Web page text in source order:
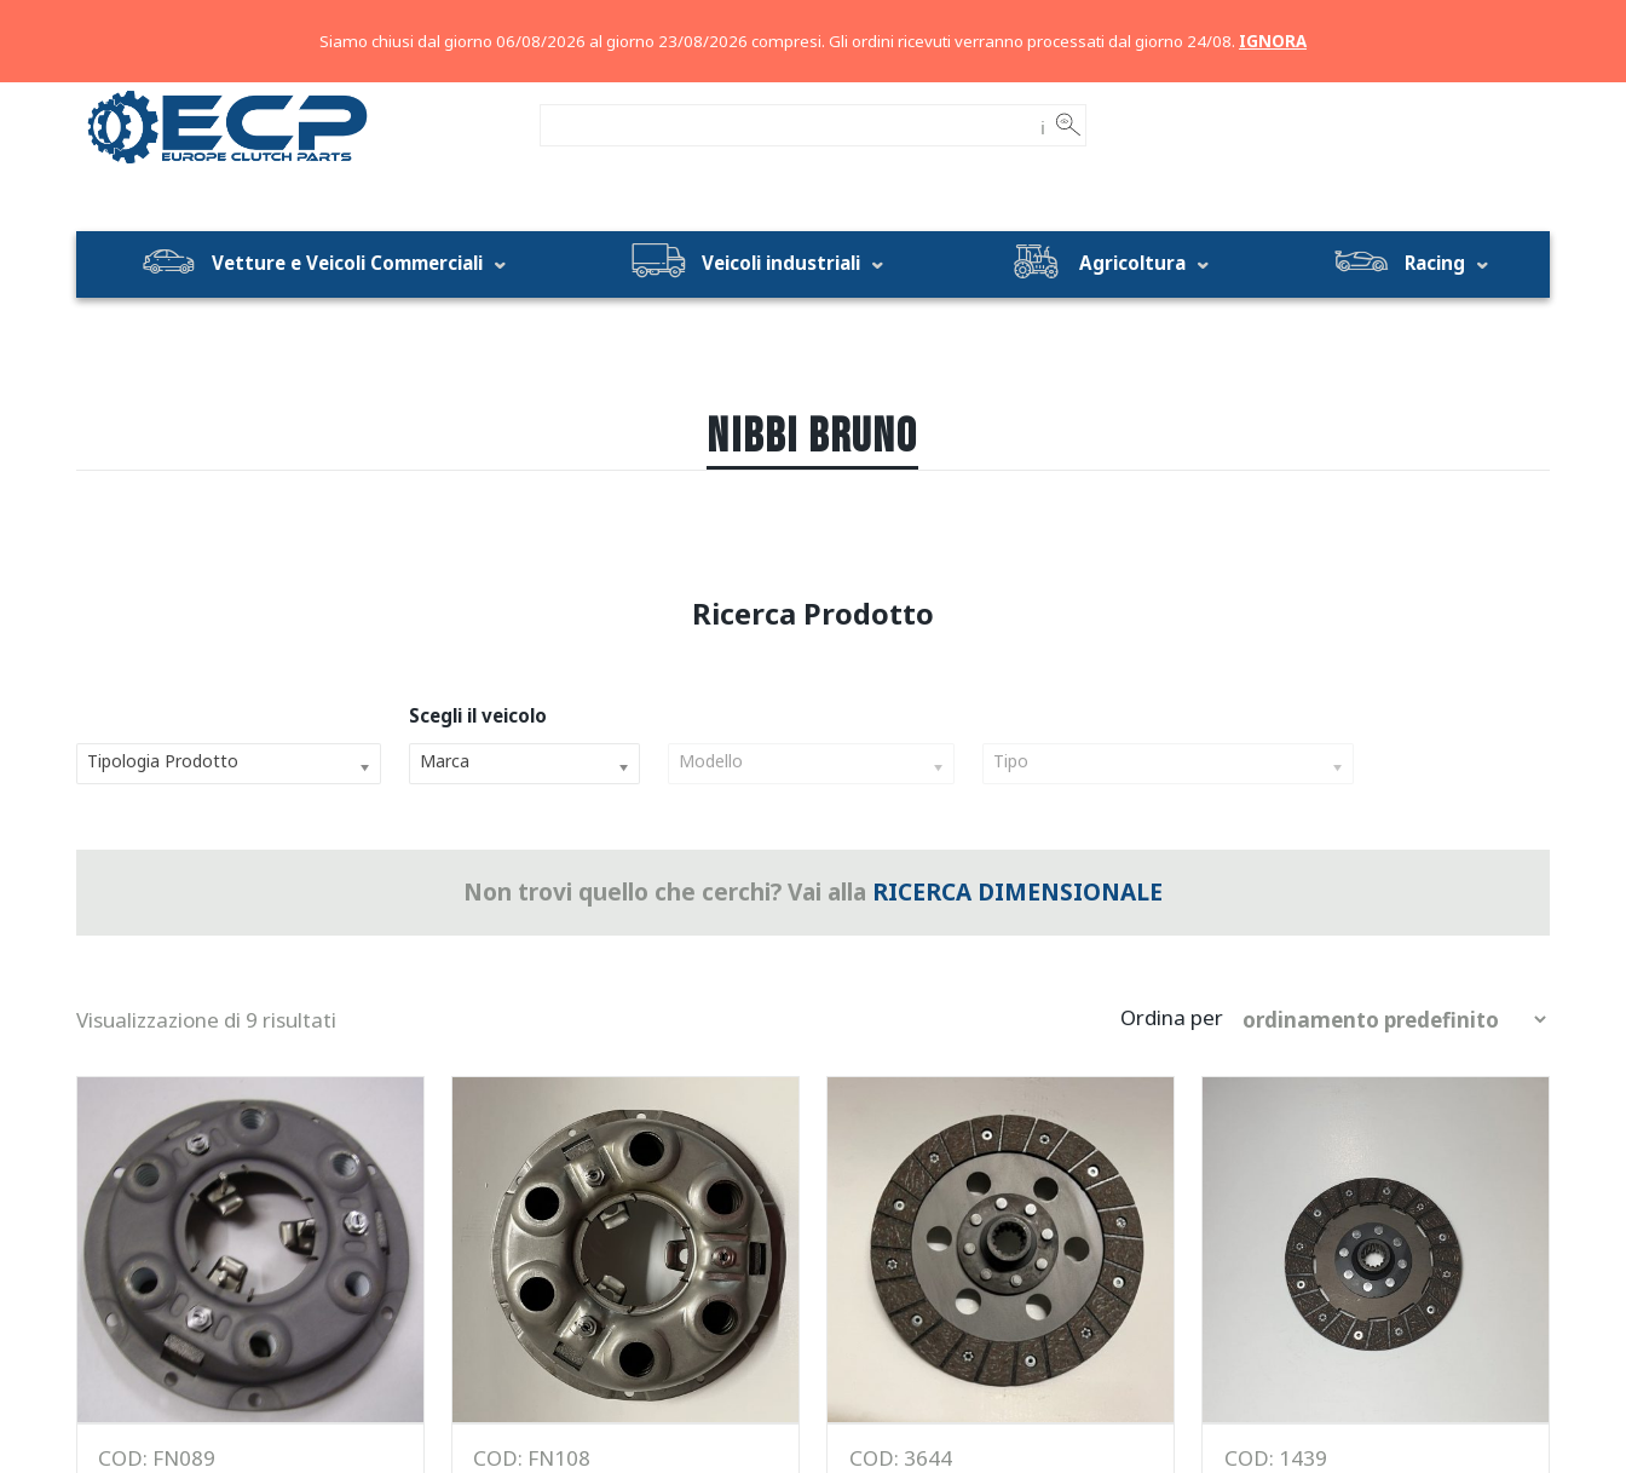
ℹ
Vetture e Veicoli Commerciali Veicoli industriali Agricoltura Racing
NIBBI BRUNO
Tipologia Prodotto Marca Modello Tipo
Non trovi quello che cerchi? Vai alla RICERCA DIMENSIONALE
Visualizzazione di 9 risultati
COD: FN089 COD: FN108 COD: 3644 COD: 1439
Siamo chiusi dal giorno 06/08/2026 al giorno 23/08/2026 compresi. Gli ordini ricevuti verranno processati dal giorno 24/08. IGNORA